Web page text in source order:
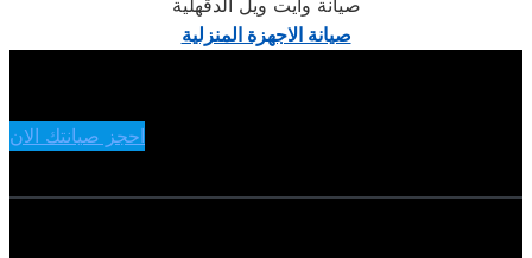
صيانة وايت ويل الدقهلية
صيانة الاجهزة المنزلية
احجز صيانتك الان